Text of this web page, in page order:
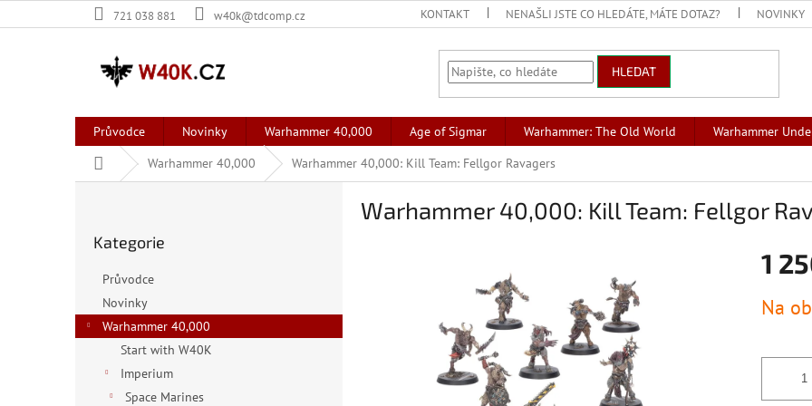
na
721 038 881 w40k@tdcomp.cz KONTAKT NENAŠLI JSTE CO HLEDÁTE, MÁTE DOTAZ? NOVINKY
HLEDAT
Průvodce Novinky Warhammer 40,000 Age of Sigmar Warhammer: The Old World Warhammer
Domů Warhammer 40,000 Warhammer 40,000: Kill Team: Fellgor Ravagers
n
kategorie
Kategorie
Průvodce
Novinky
Warhammer 40,000
Start with W40K
Imperium
Space Marines
Warhammer 40,000: Kill Team: Fellgor
1
cena:
Na